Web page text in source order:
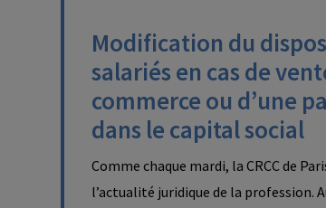
Modification du
salariés en cas de
commerce ou d’une
dans le capital social
Comme chaque mardi, la CRCC de
l’actualité juridique de la profession.